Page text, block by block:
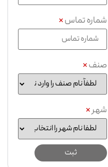
شماره تماس*
صنف*
شهر*